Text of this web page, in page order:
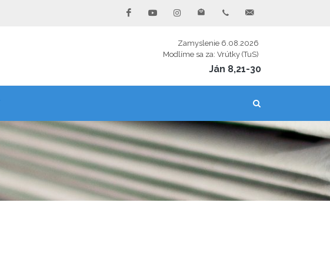
Zamyslenie 6.08.2026
Modlíme sa za: Vrútky (TuS)
Ján 8,21-30